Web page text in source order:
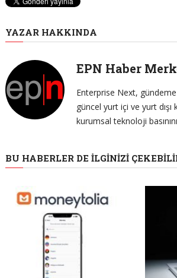
YAZAR HAKKINDA
EPN Haber
Enterprise Next,
güncel yurt içi ve yurt dışı
kurumsal teknoloji
BU HABERLER DE İLGINIZI